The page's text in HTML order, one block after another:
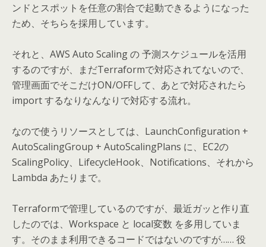
ンドとスポットを任意の割合で起動できるようになった
ため、そちらを採用しています。
それと、AWS Auto Scaling の 予測スケジュールを活用
するのですが、まだTerraformで対応されてないので、
管理画面でそこだけON/OFFして、あとで対応されたら
import するなりなんなりで対応する流れ。
なので使うリソースとしては、LaunchConfiguration +
AutoScalingGroup + AutoScalingPlans に、EC2の
ScalingPolicy、LifecycleHook、Notifications、それから
Lambda あたりまで。
Terraformで管理しているのですが、最近ガッと作り直
したのでは、Workspace と local変数 を多用していま
す。そのまま利用できるコードではないのですが…… 役